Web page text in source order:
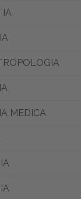
MEDICA